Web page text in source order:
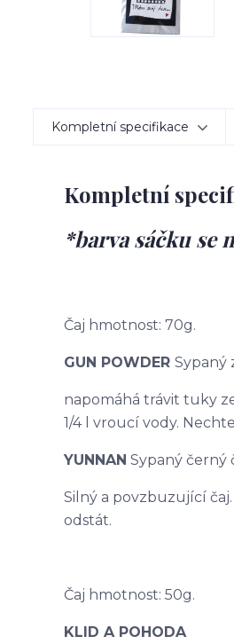
Kompletní specifikace
Kompletní
*barva sáčku se
Čaj hmotnost: 70g.
GUN POWDER Sypaný
napomáhá trávit tuky
1/4 l vroucí vody.
YUNNAN Sypaný černý
Silný a povzbuzující
odstát.
Čaj hmotnost: 50g.
KLID A POHODA